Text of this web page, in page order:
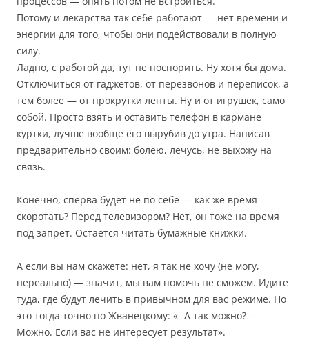
Потому и лекарства так себе работают — нет времени и
энергии для того, чтобы они подействовали в полную
силу.
Ладно, с работой да, тут не поспорить. Ну хотя бы дома.
Отключиться от гаджетов, от перезвонов и переписок, а
тем более — от прокрутки ленты. Ну и от игрушек, само
собой. Просто взять и оставить телефон в кармане
куртки, лучше вообще его вырубив до утра. Написав
предварительно своим: болею, лечусь, не выхожу на
связь.
Конечно, сперва будет не по себе — как же время
скоротать? Перед телевизором? Нет, он тоже на время
под запрет. Остается читать бумажные книжки.
А если вы нам скажете: нет, я так не хочу (не могу,
нереально) — значит, мы вам помочь не сможем. Идите
туда, где будут лечить в привычном для вас режиме. Но
это тогда точно по Жванецкому: «- А так можно? —
Можно. Если вас не интересует результат».